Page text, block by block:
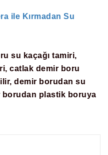
ile Kırmadan Su
su kaçağı tamiri,
catlak demir boru
demir borudan su
borudan plastik boruya